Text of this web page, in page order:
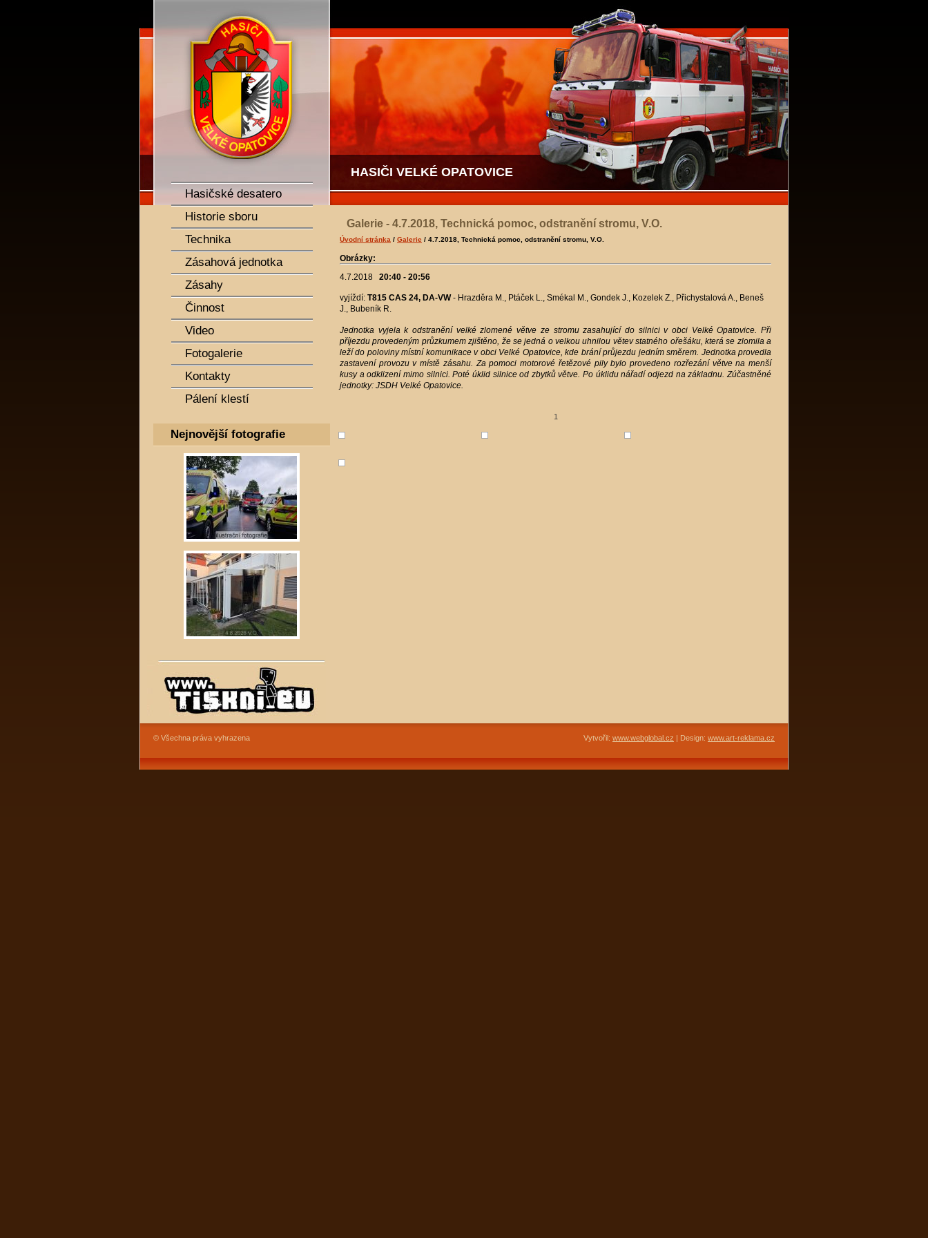
HASIČI VELKÉ OPATOVICE
Galerie - 4.7.2018, Technická pomoc, odstranění stromu, V.O.
Úvodní stránka / Galerie / 4.7.2018, Technická pomoc, odstranění stromu, V.O.
Obrázky:
4.7.2018 20:40 - 20:56
vyjíždí: T815 CAS 24, DA-VW- Hrazděra M., Ptáček L., Smékal M., Gondek J., Kozelek Z., Přichystalová A., Beneš
J., Bubeník R.
Jednotka vyjela k odstranění velké zlomené větve ze stromu zasahující do silnici v obci Velké Opatovice. Při
příjezdu provedeným průzkumem zjištěno, že se jedná o velkou uhnilou větev statného ořešáku, která se zlomila a
leží do poloviny místní komunikace v obci Velké Opatovice, kde brání průjezdu jedním směrem. Jednotka provedla
zastavení provozu v místě zásahu. Za pomoci motorové řetězové pily bylo provedeno rozřezání větve na menší
kusy a odklizení mimo silnici. Poté úklid silnice od zbytků větve. Po úklidu nářadí odjezd na základnu. Zúčastněné
jednotky: JSDH Velké Opatovice.
1
SDH Velké Opatovice
Hasičské desatero
Historie sboru
Technika
Zásahová jednotka
Zásahy
Činnost
Video
Fotogalerie
Kontakty
Pálení klestí
Nejnovější fotografie
© Všechna práva vyhrazena Vytvořil: www.webglobal.cz | Design: www.art-reklama.cz